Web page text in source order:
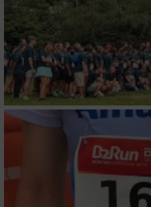
personalisierter
Erstellung von Profilen
von Inhalten
Verwendung von
personalisierter Inhalte
Messung der
Messung der